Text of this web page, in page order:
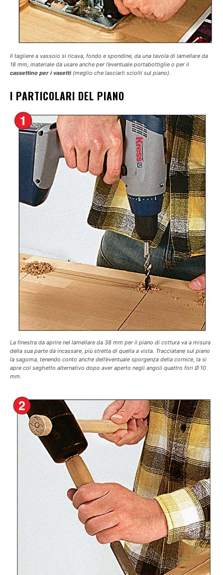
Il tagliere a vassoio si ricava, fondo e spondine, da una tavola di lamellare da
18 mm, materiale da usare anche per l’eventuale portabottiglie o per il
cassettino per i vasetti (meglio che lasciarli sciolti sul piano).
I PARTICOLARI DEL PIANO
La finestra da aprire nel lamellare da 38 mm per il piano di cottura va a misura
della sua parte da incassare, più stretta di quella a vista. Tracciatane sul piano
la sagoma, tenendo conto anche dell’eventuale sporgenza della cornice, la si
apre col seghetto alternativo dopo aver aperto negli angoli quattro fori Ø 10
mm.